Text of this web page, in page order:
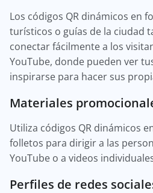
Los códigos QR dinámicos en
turísticos o guías de la ciudad
conectar fácilmente a los
YouTube, donde pueden ver
inspirarse para hacer sus
Materiales
Utiliza códigos QR dinámicos
folletos para dirigir a las
YouTube o a videos
Perfiles de redes